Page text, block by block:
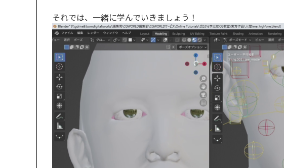
それでは、一緒に学んでいきましょう！